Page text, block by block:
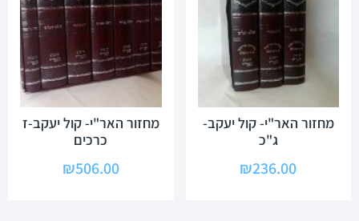
מחזור האר"י- קול יעקב-
ג"כ
₪236.00
מחזור האר"י- קול יעקב-ז
כרכים
₪506.00